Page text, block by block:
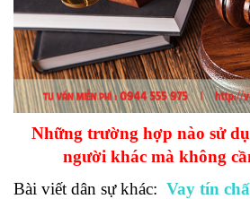
Những trường hợp nào sử
người khác mà không
Bài viết dân sự khác: Vay tín